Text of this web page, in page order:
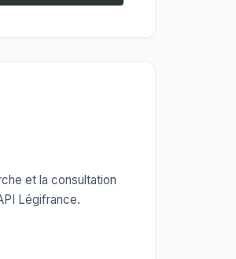
et la consultation
Légifrance.